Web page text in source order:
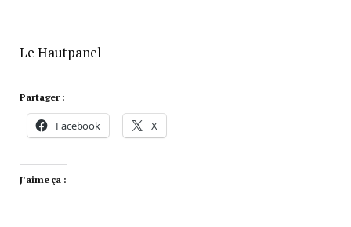
Le Hautpanel
Partager :
Facebook X
J’aime ça :